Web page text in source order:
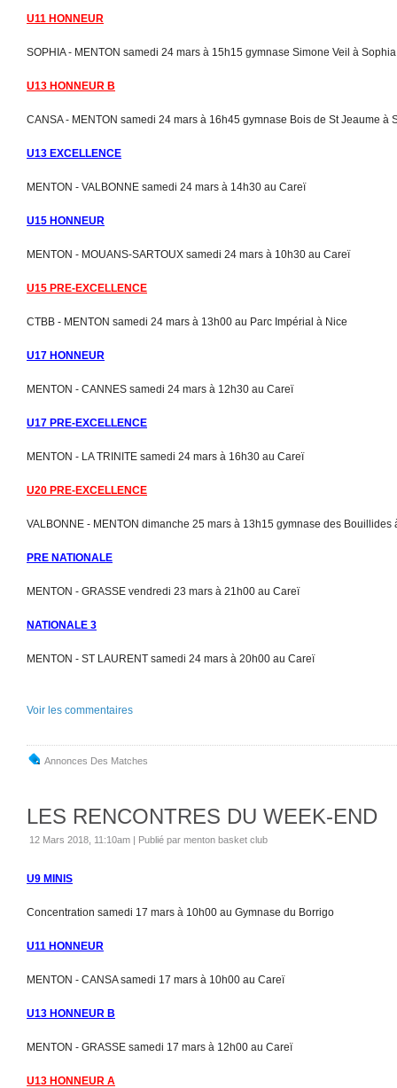
U11 HONNEUR
SOPHIA - MENTON samedi 24 mars à 15h15 gymnase Simone Veil à Sophia
U13 HONNEUR B
CANSA - MENTON samedi 24 mars à 16h45 gymnase Bois de St Jeaume à
U13 EXCELLENCE
MENTON - VALBONNE samedi 24 mars à 14h30 au Careï
U15 HONNEUR
MENTON - MOUANS-SARTOUX samedi 24 mars à 10h30 au Careï
U15 PRE-EXCELLENCE
CTBB - MENTON samedi 24 mars à 13h00 au Parc Impérial à Nice
U17 HONNEUR
MENTON - CANNES samedi 24 mars à 12h30 au Careï
U17 PRE-EXCELLENCE
MENTON - LA TRINITE samedi 24 mars à 16h30 au Careï
U20 PRE-EXCELLENCE
VALBONNE - MENTON dimanche 25 mars à 13h15 gymnase des Bouillides
PRE NATIONALE
MENTON - GRASSE vendredi 23 mars à 21h00 au Careï
NATIONALE 3
MENTON - ST LAURENT samedi 24 mars à 20h00 au Careï
Voir les commentaires
Annonces Des Matches
LES RENCONTRES DU WEEK-END
12 Mars 2018, 11:10am | Publié par menton basket club
U9 MINIS
Concentration samedi 17 mars à 10h00 au Gymnase du Borrigo
U11 HONNEUR
MENTON - CANSA samedi 17 mars à 10h00 au Careï
U13 HONNEUR B
MENTON - GRASSE samedi 17 mars à 12h00 au Careï
U13 HONNEUR A